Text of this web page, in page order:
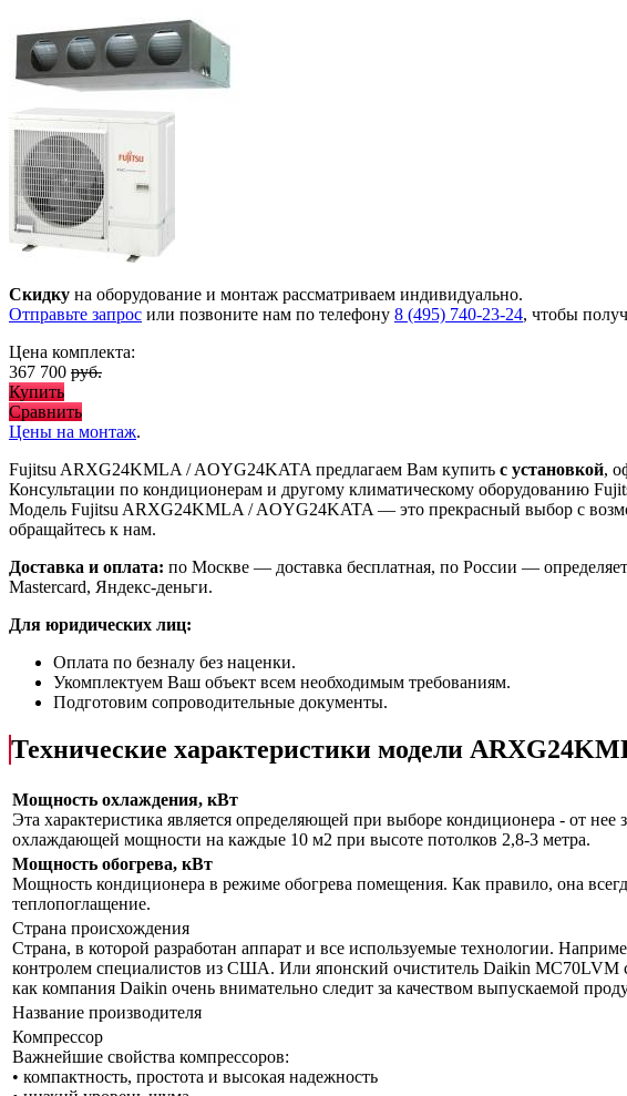
Скидку на оборудование и монтаж рассматриваем индивидуально.
Отправьте запрос или позвоните нам по телефону 8 (495) 740-23-24, чтобы
Цена комплекта:
367 700 руб.
Купить
Сравнить
Цены на монтаж.
Fujitsu ARXG24KMLA / AOYG24KATA предлагаем Вам купить с установкой,
Консультации по кондиционерам и другому климатическому оборудованию
Модель Fujitsu ARXG24KMLA / AOYG24KATA — это прекрасный выбор с
обращайтесь к нам.
Доставка и оплата: по Москве — доставка бесплатная, по России —
Mastercard, Яндекс-деньги.
Для юридических лиц:
Оплата по безналу без наценки.
Укомплектуем Ваш объект всем необходимым требованиям.
Подготовим сопроводительные документы.
Технические характеристики модели
Мощность охлаждения, кВт
Эта характеристика является определяющей при выборе кондиционера - от
охлаждающей мощности на каждые 10 м2 при высоте потолков 2,8-3 метра.
Мощность обогрева, кВт
Мощность кондиционера в режиме обогрева помещения. Как правило, она
теплопоглащение.
Страна происхождения
Страна, в которой разработан аппарат и все используемые технологии.
контролем специалистов из США. Или японский очиститель Daikin MC70LVM
как компания Daikin очень внимательно следит за качеством выпускаемой
Название производителя
Компрессор
Важнейшие свойства компрессоров:
• компактность, простота и высокая надежность